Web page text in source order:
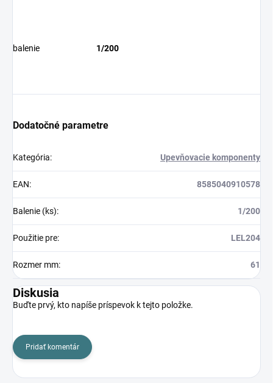
balenie 1/200
Dodatočné parametre
Kategória: Upevňovacie komponenty
EAN: 8585040910578
Balenie (ks): 1/200
Použitie pre: LEL204
Rozmer mm: 61
Diskusia
Buďte prvý, kto napíše príspevok k tejto položke.
Pridať komentár